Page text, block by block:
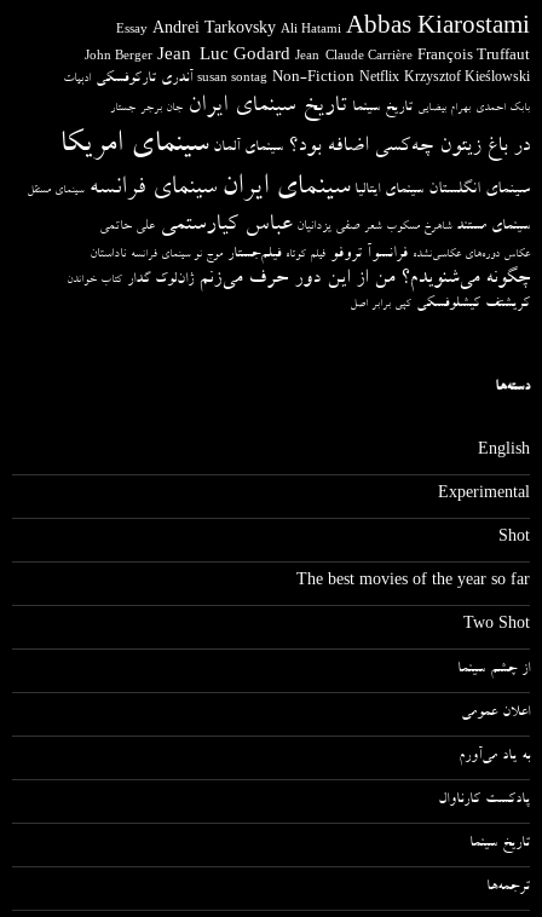
Abbas Kiarostami
Ali Hatami
Andrei Tarkovsky
Essay
François Truffaut
Jean-Claude Carrière
Jean-Luc Godard
John Berger
Krzysztof Kieślowski
Netflix
Non-Fiction
susan sontag آندری تارکوفسکی ادبیات
بابک احمدی بهرام بیضایی تاریخ سینما تاریخ سینمای ایران جان برجر جستار
در باغ زیتون چه‌کسی اضافه بود؟ سینمای آلمان سینمای امریکا
سینمای انگلستان سینمای ایتالیا سینمای ایران سینمای فرانسه سینمای مستقل
سینمای مستند شاهرخ مسکوب شعر صفی یزدانیان عباس کیارستمی علی حاتمی
عکاس دوره‌های عکاسی‌نشده فرانسوآ تروفو فیلم کوتاه فیلم‌جستار موج نو سینمای فرانسه ناداستان
چگونه می‌شنویدم؟ من از این دور حرف می‌زنم ژان‌لوک گدار کتاب خواندن
کریشتف کیشلوفسکی کپی برابر اصل
دسته‌ها
English
Experimental
Shot
The best movies of the year so far
Two Shot
از چشم سینما
اعلان عمومی
به یاد می‌آورم
پادکست کارناوال
تاریخ سینما
ترجمه‌ها